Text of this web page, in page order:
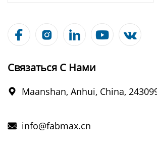
    
Связаться С Нами
 Maanshan, Anhui, China,
 info@fabmax.cn